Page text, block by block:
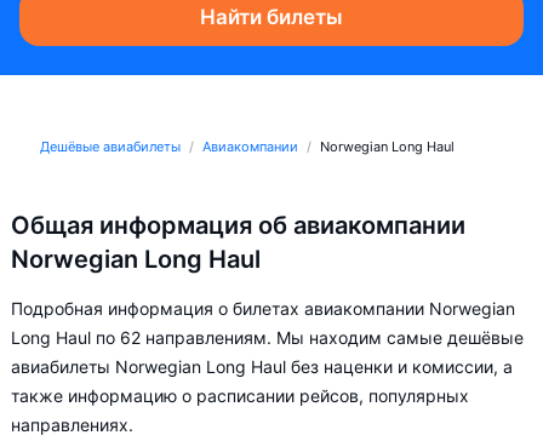
Найти билеты
Дешёвые авиабилеты Авиакомпании Norwegian Long Haul
Общая информация об авиакомпании
Norwegian Long Haul
Подробная информация о билетах авиакомпании Norwegian
Long Haul по 62 направлениям. Мы находим самые дешёвые
авиабилеты Norwegian Long Haul без наценки и комиссии, а
также информацию о расписании рейсов, популярных
направлениях.